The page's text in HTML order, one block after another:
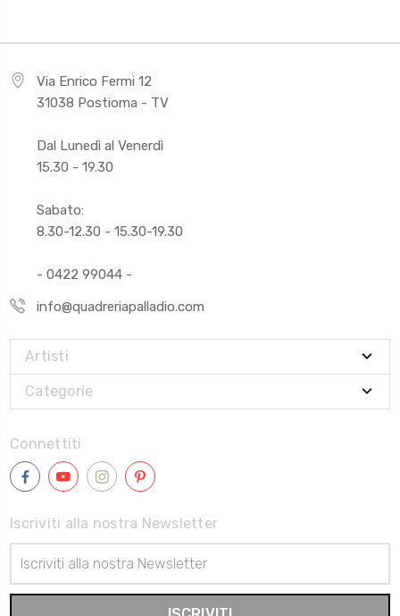
Via Enrico Fermi 12
31038 Postioma - TV
Dal Lunedì al Venerdì
15.30 - 19.30
Sabato:
8.30-12.30 - 15.30-19.30
- 0422 99044 -
info@quadreriapalladio.com
Artisti
Categorie
Connettiti
Iscriviti alla nostra Newsletter
Email